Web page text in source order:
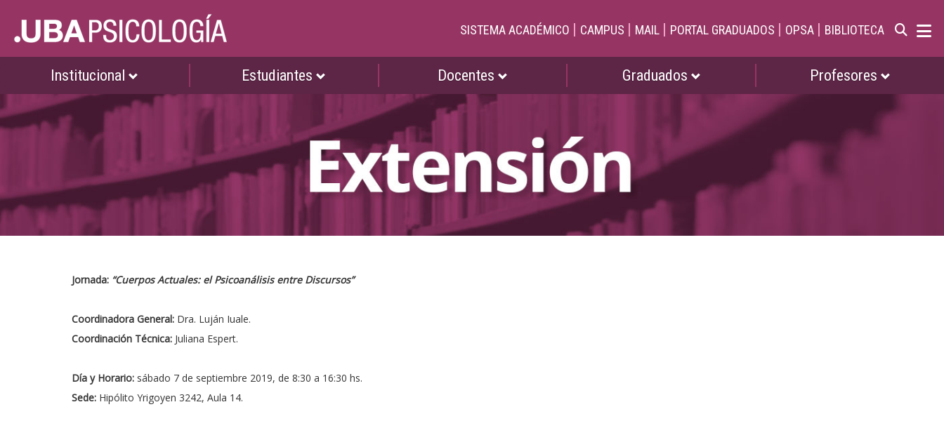
SISTEMA ACADÉMICO | CAMPUS | MAIL | PORTAL GRADUADOS | OPSA | BIBLIOTECA
Institucional Estudiantes Docentes Graduados Profesores
Jornada: “Cuerpos Actuales: el Psicoanálisis entre Discursos”
Coordinadora General: Dra. Luján Iuale.
Coordinación Técnica: Juliana Espert.
Día y Horario: sábado 7 de septiembre 2019, de 8:30 a 16:30 hs.
Sede: Hipólito Yrigoyen 3242, Aula 14.